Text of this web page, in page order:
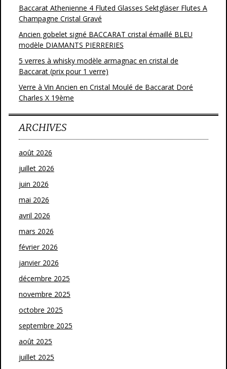
Baccarat Athenienne 4 Fluted Glasses Sektgläser Flutes A
Champagne Cristal Gravé
Ancien gobelet signé BACCARAT cristal émaillé BLEU
modèle DIAMANTS PIERRERIES
5 verres à whisky modèle armagnac en cristal de
Baccarat (prix pour 1 verre)
Verre à Vin Ancien en Cristal Moulé de Baccarat Doré
Charles X 19ème
ARCHIVES
août 2026
juillet 2026
juin 2026
mai 2026
avril 2026
mars 2026
février 2026
janvier 2026
décembre 2025
novembre 2025
octobre 2025
septembre 2025
août 2025
juillet 2025